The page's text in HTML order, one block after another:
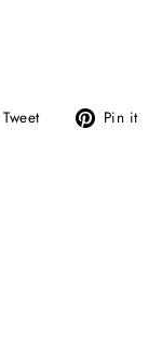
Tweet
Tweet Pin it